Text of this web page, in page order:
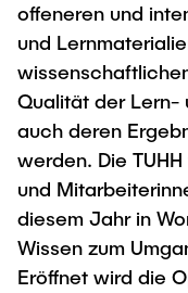
Lehre im
WorkINGLab /
Institute im
offeneren und
und
Qualität der Lern-
auch deren
werden. Die
und
diesem Jahr in
Wissen zum
Eröffnet wird die